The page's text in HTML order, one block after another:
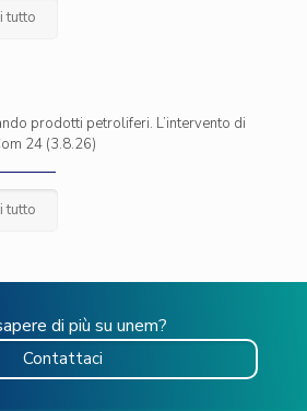
tutto
prodotti petroliferi. L’intervento di
24 (3.8.26)
tutto
di più su unem?
Contattaci